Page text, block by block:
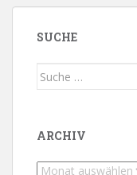
SUCHE
Suche
ARCHIV
Archiv